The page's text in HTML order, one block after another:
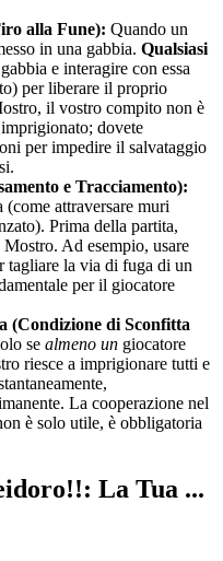
alla Fune): Quando un
in una gabbia. Qualsiasi
e interagire con essa
per liberare il proprio
il vostro compito non è
dovete
per impedire il salvataggio
e Tracciamento):
attraversare muri
Prima della partita,
Ad esempio, usare
tagliare la via di fuga di un
per il giocatore
(Condizione di Sconfitta
se almeno un giocatore
riesce a imprigionare tutti e
La cooperazione nel
è solo utile, è obbligatoria
La Tua ...